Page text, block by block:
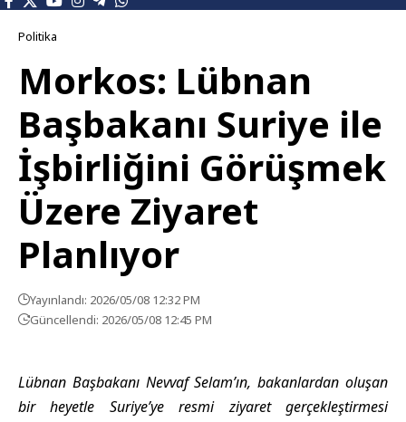
Politika
Morkos: Lübnan
Başbakanı Suriye ile
İşbirliğini Görüşmek
Üzere Ziyaret
Planlıyor
Yayınlandı: 2026/05/08 12:32 PM
Güncellendi: 2026/05/08 12:45 PM
Lübnan Başbakanı Nevvaf Selam’ın, bakanlardan oluşan
bir heyetle Suriye’ye resmi ziyaret gerçekleştirmesi